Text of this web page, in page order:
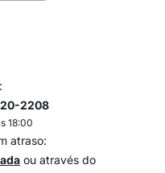
2208
18:00
atraso:
ou através do